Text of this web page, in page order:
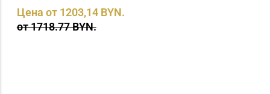
Цена от 1203,14 BYN.
от 1718.77 BYN.